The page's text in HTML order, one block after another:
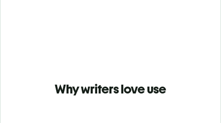
Why writers love use